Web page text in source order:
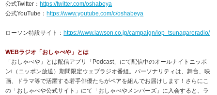
公式Twitter： https://twitter.com/oshabeya
公式YouTube： https://www.youtube.com/c/oshabeya
ローソン特設サイト： https://www.lawson.co.jp/campaign/lop_tsunagareradio/
WEBラジオ「おしゃべや」とは
「おしゃべや」とは配信アプリ「Podcast」にて配信中のオールナイトニッポ
ンi（ニッポン放送）期間限定ウェブラジオ番組。パーソナリティは、舞台、映
画、ドラマ等で活躍する若手俳優たちがペアを組んでお届けします！さらにこ
の「おしゃべや公式サイト」にて「おしゃべやメンバーズ」に入会すると、ラ